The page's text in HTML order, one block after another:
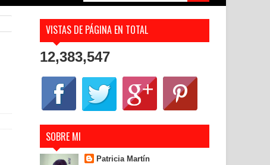
VISTAS DE PÁGINA EN TOTAL
12,383,547
SOBRE MI
Patricia Martín